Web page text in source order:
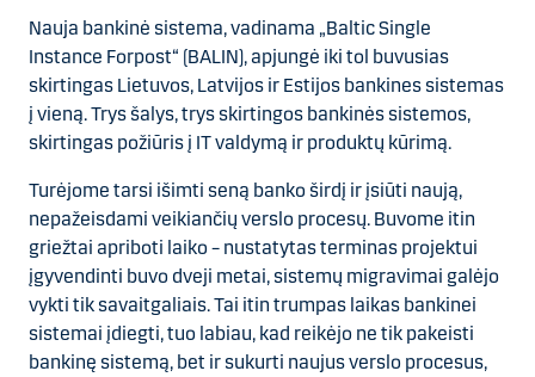
Nauja bankinė sistema, vadinama „Baltic Single
Instance Forpost“ (BALIN), apjungė iki tol buvusias
skirtingas Lietuvos, Latvijos ir Estijos bankines sistemas
į vieną. Trys šalys, trys skirtingos bankinės sistemos,
skirtingas požiūris į IT valdymą ir produktų kūrimą.
Turėjome tarsi išimti seną banko širdį ir įsiūti naują,
nepažeisdami veikiančių verslo procesų. Buvome itin
griežtai apriboti laiko – nustatytas terminas projektui
įgyvendinti buvo dveji metai, sistemų migravimai galėjo
vykti tik savaitgaliais. Tai itin trumpas laikas bankinei
sistemai įdiegti, tuo labiau, kad reikėjo ne tik pakeisti
bankinę sistemą, bet ir sukurti naujus verslo procesus,